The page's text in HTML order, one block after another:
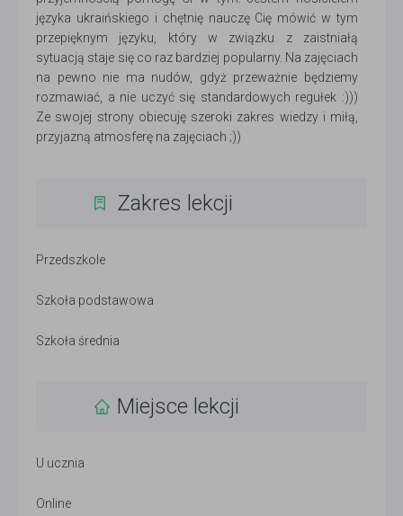
języka ukraińskiego i chętnię nauczę Cię mówić w tym
przepięknym języku, który w związku z zaistniałą
sytuacją staje się co raz bardziej popularny. Na zajęciach
na pewno nie ma nudów, gdyż przeważnie będziemy
rozmawiać, a nie uczyć się standardowych regułek :)))
Ze swojej strony obiecuję szeroki zakres wiedzy i miłą,
przyjazną atmosferę na zajęciach ;))
Zakres lekcji
Przedszkole
Szkoła podstawowa
Szkoła średnia
Miejsce lekcji
U ucznia
Online